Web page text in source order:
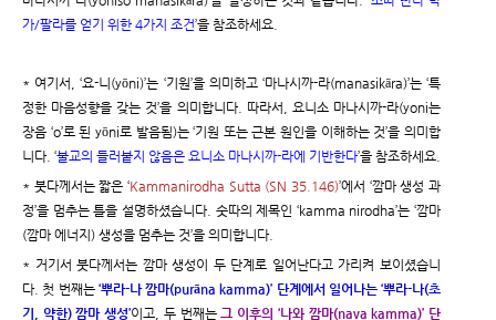
가/팔라를 얻기 위한 4가지 조건’을 참조하세요.
* 여기서, ‘요-니(yōni)’는 ‘기원’을 의미하고 ‘마나시까-라(manasikāra)’는 ‘특
정한 마음성향을 갖는 것’을 의미합니다. 따라서, 요니소 마나시까-라(yoni는
장음 ‘o’로 된 yōni로 발음됨)는 ‘기원 또는 근본 원인을 이해하는 것’을 의미합
니다. ‘불교의 들러붙지 않음은 요니소 마나시까-라에 기반한다’을 참조하세요.
* 붓다께서는 짧은 ‘Kammanirodha Sutta (SN 35.146)’에서 ‘깜마 생성 과
정’을 멈추는 틀을 설명하셨습니다. 숫따의 제목인 ‘kamma nirodha’는 ‘깜마
(깜마 에너지) 생성을 멈추는 것’을 의미합니다.
* 거기서 붓다께서는 깜마 생성이 두 단계로 일어난다고 가리켜 보이셨습니
다. 첫 번째는‘뿌라-나 깜마(purāna kamma)’ 단계에서 일어나는 ‘뿌라-나(초
기, 약한) 깜마 생성’이고, 두 번째는그 이후의 ‘나와 깜마(nava kamma)’ 단